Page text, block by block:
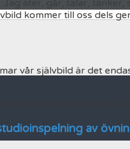
kommer till oss dels
vår självbild är det
av